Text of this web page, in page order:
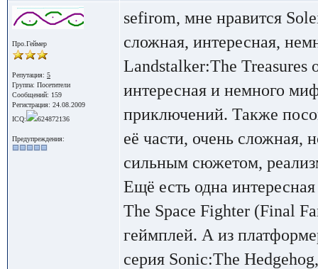
Про.Геймер
Репутация: 5
Группа: Посетители
Сообщений: 159
Регистрация: 24.08.2009
ICQ:
624872136
Предупреждения:
sefirom, мне нравится
сложная, интересная,
Landstalker:The Treasures
интересная и немного
приключений. Также
её части, очень сложная,
сильным сюжетом,
Ещё есть одна
The Space Fighter (Final
геймплей. А из
серия Sonic:The